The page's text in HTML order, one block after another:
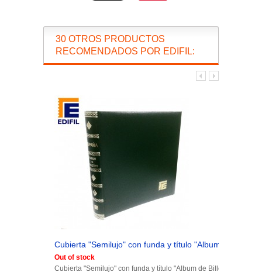
30 OTROS PRODUCTOS
RECOMENDADOS POR EDIFIL:
Cubierta "Semilujo" con funda y título "Album de
Out of stock
Cubierta "Semilujo" con funda y título "Album de Billetes España"